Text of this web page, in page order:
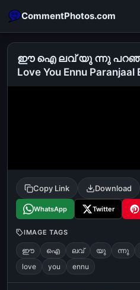
CommentPhotos.com
tamil comedy
happy birthday
ഈ ഐ ലവ് യു ന്നു
Love You Ennu Paranjaal
Copy Link Download
WhatsApp Twitter
IMAGE TAGS
ഈ ഐ ലവ് യു ന്നു
love
you ennu